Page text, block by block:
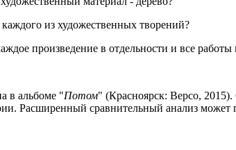
из художественных творений?
произведение в отдельности и все работы
в альбоме "Потом" (Красноярск: Версо,
Расширенный сравнительный анализ